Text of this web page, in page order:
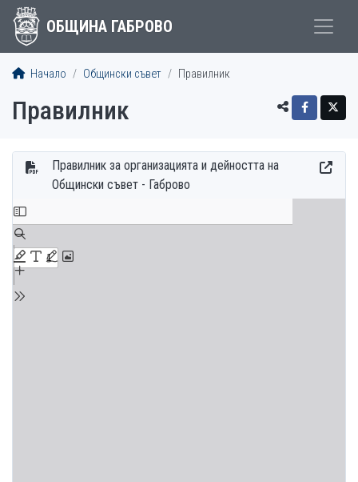
ОБЩИНА ГАБРОВО
Начало Общински съвет Правилник
Правилник
Правилник за организацията и дейността на
Общински съвет - Габрово